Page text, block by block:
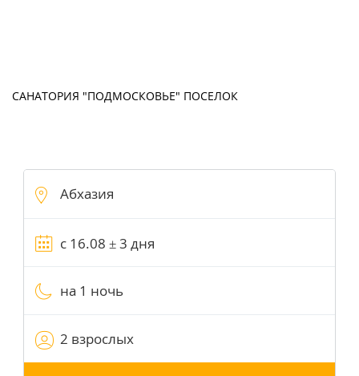
САНАТОРИЯ "ПОДМОСКОВЬЕ" ПОСЕЛОК
на 1 ночь
2 взрослых